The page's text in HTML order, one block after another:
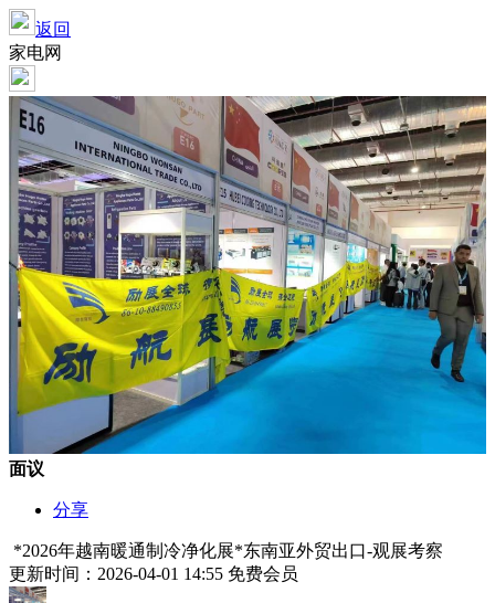
返回
家电网
面议
分享
*2026年越南暖通制冷净化展*东南亚外贸出口-观展考察
更新时间：2026-04-01 14:55 免费会员